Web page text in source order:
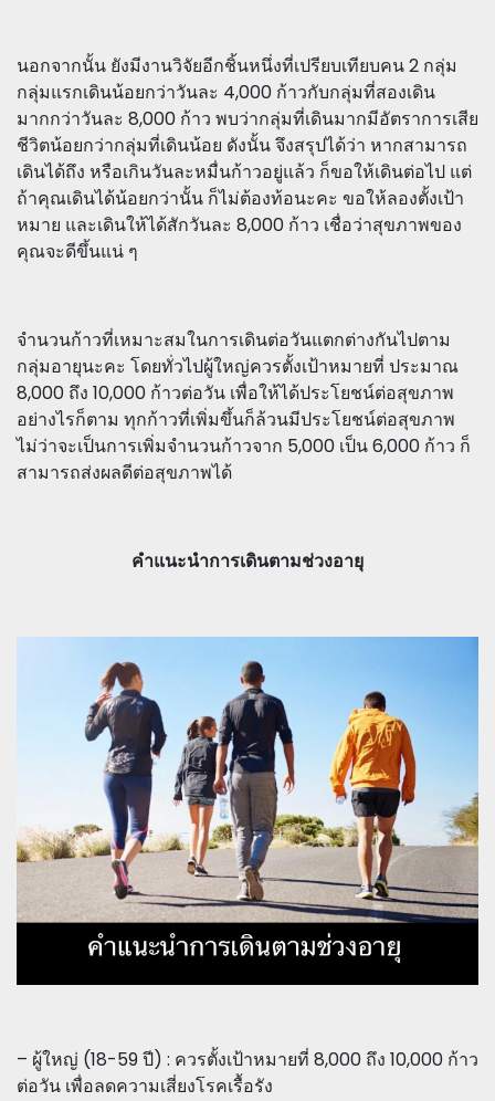
นอกจากนั้น ยังมีงานวิจัยอีกชิ้นหนึ่งที่เปรียบเทียบคน 2 กลุ่ม
กลุ่มแรกเดินน้อยกว่าวันละ 4,000 ก้าวกับกลุ่มที่สองเดิน
มากกว่าวันละ 8,000 ก้าว พบว่ากลุ่มที่เดินมากมีอัตราการเสีย
ชีวิตน้อยกว่ากลุ่มที่เดินน้อย ดังนั้น จึงสรุปได้ว่า หากสามารถ
เดินได้ถึง หรือเกินวันละหมื่นก้าวอยู่แล้ว ก็ขอให้เดินต่อไป แต่
ถ้าคุณเดินได้น้อยกว่านั้น ก็ไม่ต้องท้อนะคะ ขอให้ลองตั้งเป้า
หมาย และเดินให้ได้สักวันละ 8,000 ก้าว เชื่อว่าสุขภาพของ
คุณจะดีขึ้นแน่ ๆ
จำนวนก้าวที่เหมาะสมในการเดินต่อวันแตกต่างกันไปตาม
กลุ่มอายุนะคะ โดยทั่วไปผู้ใหญ่ควรตั้งเป้าหมายที่ ประมาณ
8,000 ถึง 10,000 ก้าวต่อวัน เพื่อให้ได้ประโยชน์ต่อสุขภาพ
อย่างไรก็ตาม ทุกก้าวที่เพิ่มขึ้นก็ล้วนมีประโยชน์ต่อสุขภาพ
ไม่ว่าจะเป็นการเพิ่มจำนวนก้าวจาก 5,000 เป็น 6,000 ก้าว ก็
สามารถส่งผลดีต่อสุขภาพได้
คำแนะนำการเดินตามช่วงอายุ
– ผู้ใหญ่ (18-59 ปี) : ควรตั้งเป้าหมายที่ 8,000 ถึง 10,000 ก้าว
ต่อวัน เพื่อลดความเสี่ยงโรคเรื้อรัง